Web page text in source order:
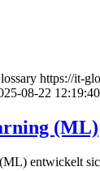
https://it-
08-22 12:19:40
(ML)
entwickelt